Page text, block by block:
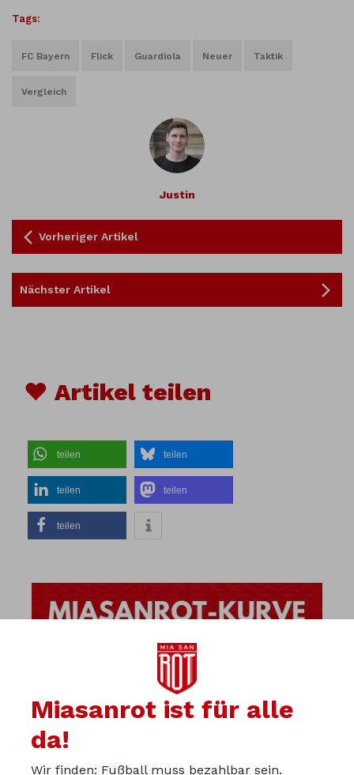
Tags:
FC Bayern Flick Guardiola Neuer Taktik
Vergleich
Justin
Vorheriger Artikel
Nächster Artikel
♥ Artikel teilen
teilen teilen
teilen teilen
teilen
Miasanrot ist für alle
da!
Wir finden: Fußball muss bezahlbar sein.